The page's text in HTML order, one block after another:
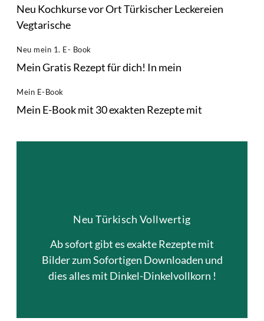
Neu Kochkurse vor Ort Türkischer Leckereien
Vegtarische
Neu mein 1. E- Book
Mein Gratis Rezept für dich! In mein
Mein E-Book
Mein E-Book mit 30 exakten Rezepte mit
Neu Türkisch Vollwertig
Ab sofort gibt es exakte Rezepte mit
Bilder zum Sofortigen Downloaden und
dies alles mit Dinkel-Dinkelvollkorn !
Online Live Kochkurse auch in
Vollwertig !